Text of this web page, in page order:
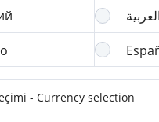
- Currency selection